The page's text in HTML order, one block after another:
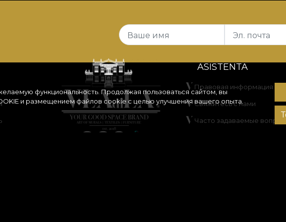
функциональность. Продолжая пользоваться сайтом, вы
и размещением файлов cookie с целью улучшения вашего опыта.
Ваше имя Эл. почта
ASISTENTA
Правовая информация
Свяжитесь с нами
Часто задаваемые вопросы